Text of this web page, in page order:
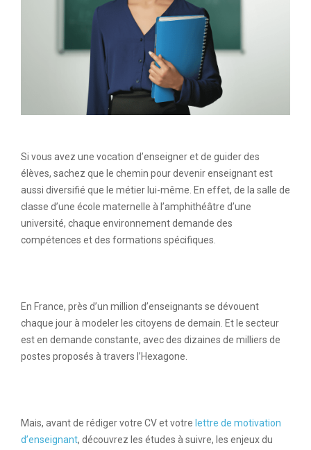
Si vous avez une vocation d’enseigner et de guider des
élèves, sachez que le chemin pour devenir enseignant est
aussi diversifié que le métier lui-même. En effet, de la salle de
classe d’une école maternelle à l’amphithéâtre d’une
université, chaque environnement demande des
compétences et des formations spécifiques.
En France, près d’un million d’enseignants se dévouent
chaque jour à modeler les citoyens de demain. Et le secteur
est en demande constante, avec des dizaines de milliers de
postes proposés à travers l’Hexagone.
Mais, avant de rédiger votre CV et votre lettre de motivation
d’enseignant, découvrez les études à suivre, les enjeux du